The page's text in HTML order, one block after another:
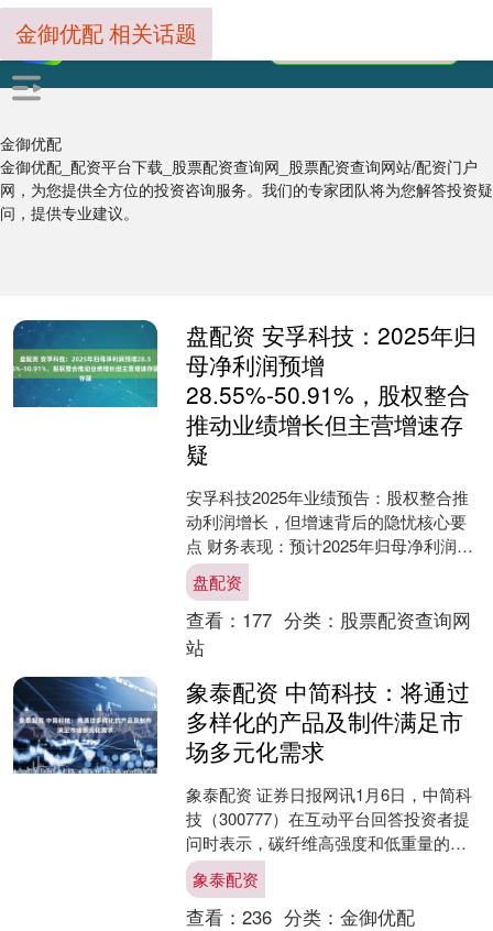
金御优配
金御优配_配资平台下载_股票配资查询网_股票配资查询网站/配资门户
网，为您提供全方位的投资咨询服务。我们的专家团队将为您解答投资疑
问，提供专业建议。
金御优配 相关话题
盘配资 安孚科技：2025年归
母净利润预增
28.55%-50.91%，股权整合
推动业绩增长但主营增速存
疑
安孚科技2025年业绩预告：股权整合推
动利润增长，但增速背后的隐忧核心要
点 财务表现：预计2025年归母净利润
2.16-2.54亿元，同比增长28.55%-50....
盘配资
查看： 177 分类： 股票配资查询网
站
象泰配资 中简科技：将通过
多样化的产品及制件满足市
场多元化需求
象泰配资 证券日报网讯1月6日，中简科
技（300777）在互动平台回答投资者提
问时表示，碳纤维高强度和低重量的优
异特性使其成为制造机器人关键结构部
件(如机械臂)....
象泰配资
查看： 236 分类： 金御优配